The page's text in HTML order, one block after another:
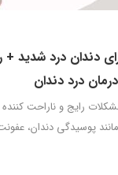
دندان درد شدید
درد دندان
رایج و ناراحت
پوسیدگی دندان،